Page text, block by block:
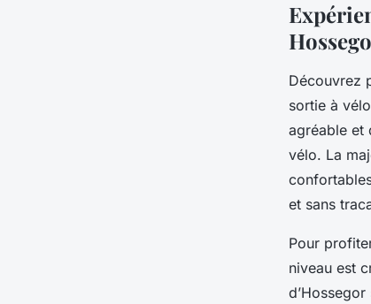
Découvrez
sortie à
agréable et
vélo. La
et sans
Pour
niveau est